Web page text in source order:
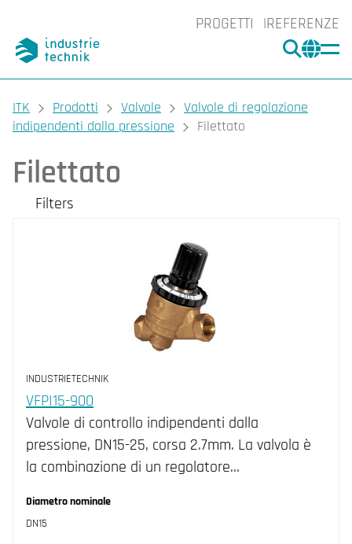
PROGETTI REFERENZE
CERCA
You are here:
ITK Prodotti Valvole
Valvole di regolazione
indipendenti dalla pressione
Filettato
Filettato
Filters
Diametro nominale
INDUSTRIETECHNIK
VFPI15-900
Valvole di controllo indipendenti dalla
pressione, DN15-25, corsa 2.7mm. La valvola è
la combinazione di un regolatore…
Diametro nominale
DN15